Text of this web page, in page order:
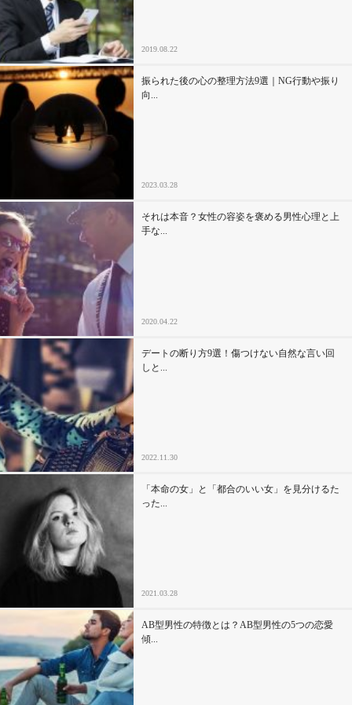
2019.08.22
振られた後の心の整理方法9選｜NG行動や振り
向...
2023.03.28
それは本音？女性の容姿を褒める男性心理と上
手な...
2020.04.22
デートの断り方9選！傷つけない自然な言い回
しと...
2022.11.30
「本命の女」と「都合のいい女」を見分けるた
った...
2021.03.28
AB型男性の特徴とは？AB型男性の5つの恋愛
傾...